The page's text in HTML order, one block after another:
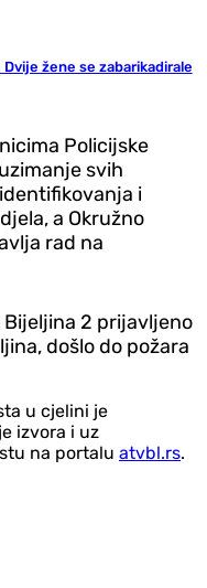
žene se zabarikadirale
Policijske
svih
i
a Okružno
rad na
2 prijavljeno
došlo do požara
u cjelini je
izvora i uz
na portalu atvbl.rs.